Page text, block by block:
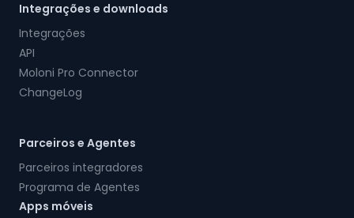
Integrações e downloads
Integrações
API
Moloni Pro Connector
ChangeLog
Parceiros e Agentes
Parceiros integradores
Programa de Agentes
Apps móveis